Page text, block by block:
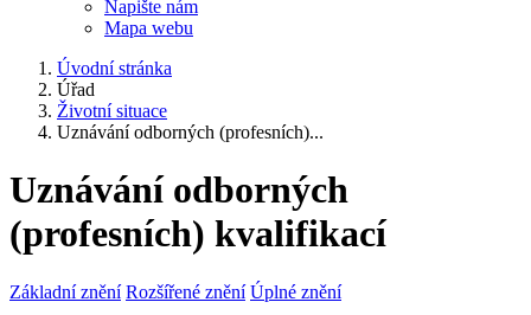
Napište nám
Mapa webu
Úvodní stránka
Úřad
Životní situace
Uznávání odborných (profesních)...
Uznávání odborných
(profesních) kvalifikací
Základní znění Rozšířené znění Úplné znění